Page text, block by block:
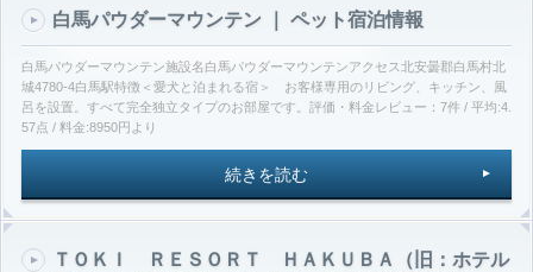
白馬パウダーマウンテン ｜ ペット宿泊情報
白馬パウダーマウンテン施設名白馬パウダーマウンテンアクセス北安曇郡白馬村北
城4780-4白馬駅特徴＜愛犬と泊まれる宿＞ お客様専用のリビング、キッチン、風
呂を設置。すべて完全独立タイプのお部屋です。評価・料金レビュー：7件 / 平均:4.
57点 / 料金:8950円より
続きを読む
ＴＯＫＩ ＲＥＳＯＲＴ ＨＡＫＵＢＡ（旧：ホテル